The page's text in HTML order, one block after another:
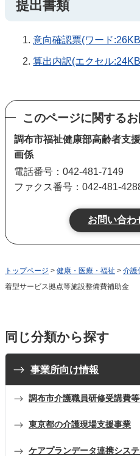
提出書類
意向確認票(ワード
算出内訳(エクセル
このページに関する
調布市福祉健康部高齢者支
画係
電話番号：042-481-7149
ファクス番号：042-481-
トップページ > 健康・医療・福祉 > 介護
着型サービス拠点等施設整備費補助金
同じ分類から探す
事業所向け情報
調布市介護職員研修受講費
東京都の介護現場支援事業
ケアプランデータ連携シス